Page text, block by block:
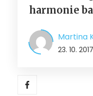
harmonie
Martina
23. 10. 2017